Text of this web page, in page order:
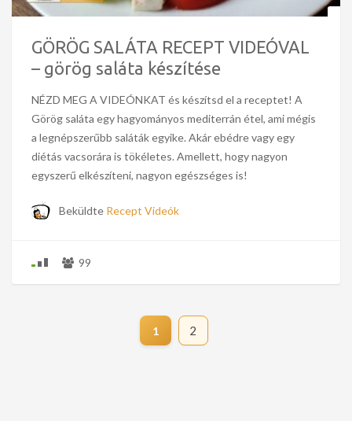
GÖRÖG SALÁTA RECEPT VIDEÓVAL
– görög saláta készítése
NÉZD MEG A VIDEÓNKAT és készítsd el a receptet! A
Görög saláta egy hagyományos mediterrán étel, ami mégis
a legnépszerűbb saláták egyike. Akár ebédre vagy egy
diétás vacsorára is tökéletes. Amellett, hogy nagyon
egyszerű elkészíteni, nagyon egészséges is!
Beküldte Recept Videók
99
1 2